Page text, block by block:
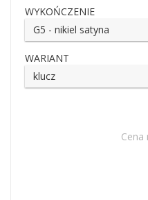
WYKOŃCZENIE
G5 - nikiel satyna
WARIANT
klucz
Cena